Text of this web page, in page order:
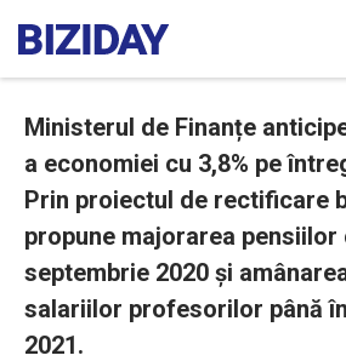
Ministerul de Finanțe
a economiei cu 3,8% pe
Prin proiectul de rectificare
propune majorarea pensiilor
septembrie 2020 și
salariilor profesorilor până
2021.